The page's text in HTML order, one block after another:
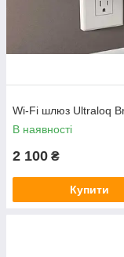
Wi-Fi шлюз Ultraloq
В наявності
2 100 ₴
Купити